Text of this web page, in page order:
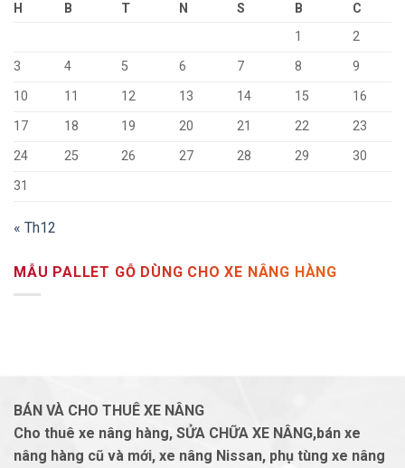
H B T N S B
C
1
2
3
4 5 6 7 8
9
10
11 12 13 14 15
16
17
18 19 20 21 22
23
24
25 26 27 28 29
30
31
« Th12
MẪU PALLET GỖ DÙNG CHO XE NÂNG HÀNG
BÁN VÀ CHO THUÊ XE NÂNG
Cho thuê xe nâng hàng, SỬA CHỮA XE NÂNG,bán xe
nâng hàng cũ và mới, xe nâng Nissan, phụ tùng xe nâng